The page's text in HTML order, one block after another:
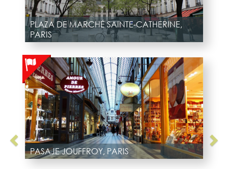
PLAZA DE MARCHÉ SAINTE-CATHERINE,
PARIS
PASAJE JOUFFROY, PARIS